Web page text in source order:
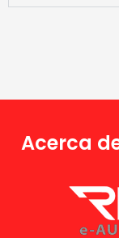
Acerca